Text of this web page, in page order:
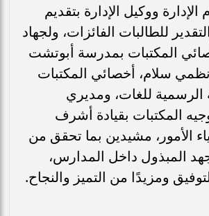
ووكيل الإدارة بتقديم
للطالبات الفائزات، ولجهاد
المكتبات بمدرسة أبوتشت
ونظمي سلام، أخصائي المكتبات
الرسمية للغات، ومديري
المكتبات بقيادة أشرف
الأمور، مشيدين بما تحقق من
المبذول داخل المدارس،
ومزيدًا من التميز والنجاح.